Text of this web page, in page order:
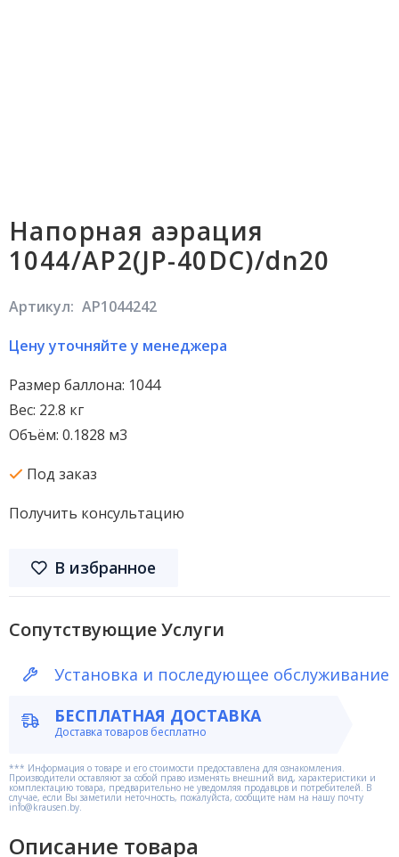
Напорная аэрация
1044/AP2(JP-40DC)/dn20
Артикул: AP1044242
Цену уточняйте у менеджера
Размер баллона: 1044
Вес: 22.8 кг
Объём: 0.1828 м3
Под заказ
Получить консультацию
В избранное
Сопутствующие Услуги
Установка и последующее обслуживание
БЕСПЛАТНАЯ ДОСТАВКА
Доставка товаров бесплатно
*** Информация о товаре и его стоимости предоставлена для ознакомления.
Производители оставляют за собой право изменять внешний вид, характеристики и
комплектацию товара, предварительно не уведомляя продавцов и потребителей. В
случае, если Вы заметили неточность, пожалуйста, сообщите нам на нашу почту
info@krausen.by.
Описание товара